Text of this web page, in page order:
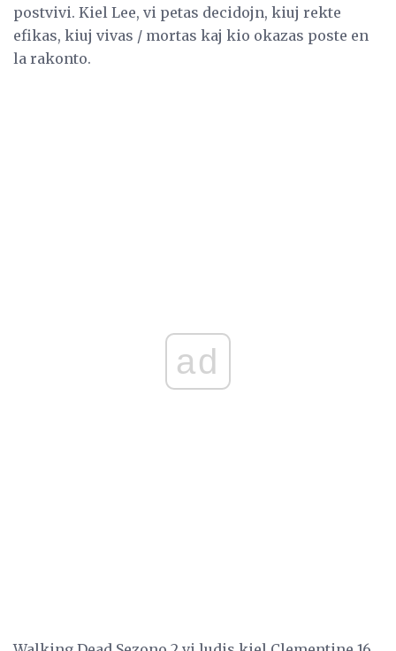
postvivi. Kiel Lee, vi petas decidojn, kiuj rekte
efikas, kiuj vivas / mortas kaj kio okazas poste en
la rakonto.
ad